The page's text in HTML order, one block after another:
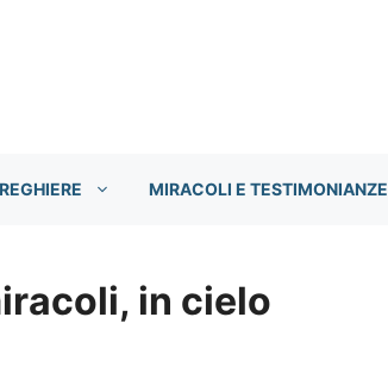
MIRACOLI E TESTIMONIANZE
in cielo